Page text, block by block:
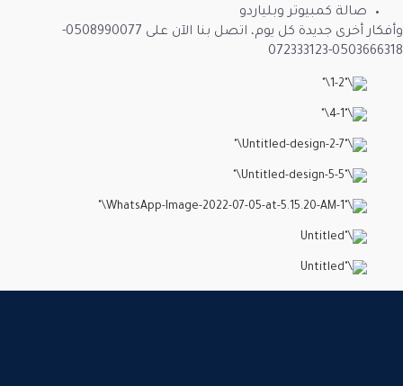
وأفكار أخرى جديدة كل يوم، اتصل بنا الآن على 0508990077-